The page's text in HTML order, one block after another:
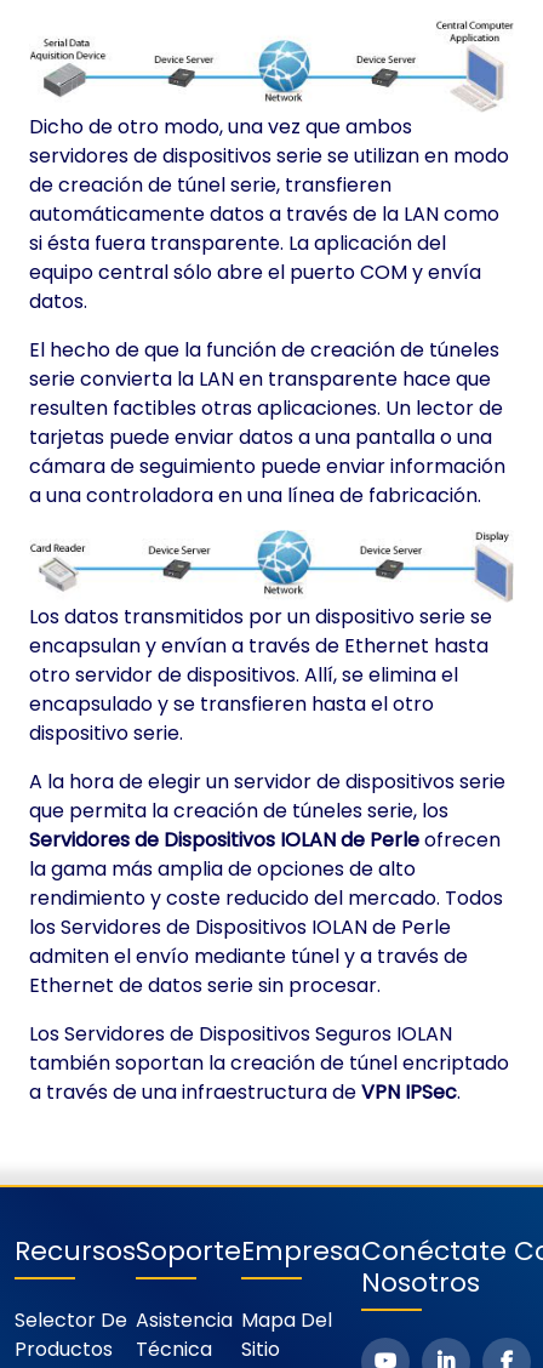
Dicho de otro modo, una vez que ambos
servidores de dispositivos serie se utilizan en modo
de creación de túnel serie, transfieren
automáticamente datos a través de la LAN como
si ésta fuera transparente. La aplicación del
equipo central sólo abre el puerto COM y envía
datos.
El hecho de que la función de creación de túneles
serie convierta la LAN en transparente hace que
resulten factibles otras aplicaciones. Un lector de
tarjetas puede enviar datos a una pantalla o una
cámara de seguimiento puede enviar información
a una controladora en una línea de fabricación.
Los datos transmitidos por un dispositivo serie se
encapsulan y envían a través de Ethernet hasta
otro servidor de dispositivos. Allí, se elimina el
encapsulado y se transfieren hasta el otro
dispositivo serie.
A la hora de elegir un servidor de dispositivos serie
que permita la creación de túneles serie, los
Servidores de Dispositivos IOLAN de Perleofrecen
la gama más amplia de opciones de alto
rendimiento y coste reducido del mercado. Todos
los Servidores de Dispositivos IOLAN de Perle
admiten el envío mediante túnel y a través de
Ethernet de datos serie sin procesar.
Los Servidores de Dispositivos Seguros IOLAN
también soportan la creación de túnel encriptado
a través de una infraestructura deVPN IPSec.
Recursos
Selector De
Productos
Soporte
Asistencia
Técnica
Empresa
Mapa Del
Sitio
Conéctate
Nosotros